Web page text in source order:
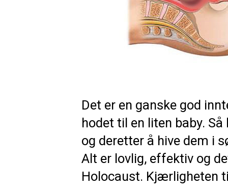
Det er en ganske god
hodet til en liten baby.
og deretter å hive dem i
Alt er lovlig, effektiv og
Holocaust. Kjærligheten